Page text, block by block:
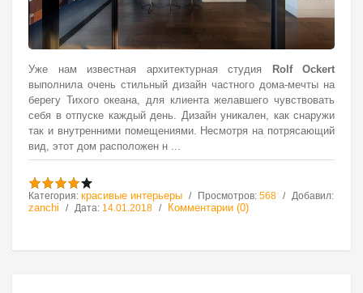
Уже нам известная архитектурная студия
Rolf Ockert
выполнила очень стильный дизайн частного дома-мечты на
берегу Тихого океана, для клиента желавшего чувствовать
себя в отпуске каждый день. Дизайн уникален, как снаружи
так и внутренними помещениями. Несмотря на потрясающий
вид, этот дом расположен н ...
Категория: красивые интерьеры Просмотров: 568 Добавил:
zanchi Дата: 14.01.2018 Комментарии (0)